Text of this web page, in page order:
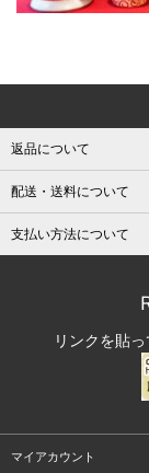
返品について
配送・送料について
支払い方法について
リンクを貼
マイアカウント